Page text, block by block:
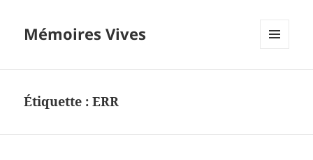
Mémoires Vives
Étiquette :ERR